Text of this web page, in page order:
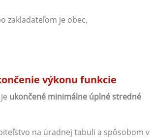
zakladateľom je obec,
výkonu funkcie
ukončené minimálne úplné stredné
na úradnej tabuli a spôsobom v